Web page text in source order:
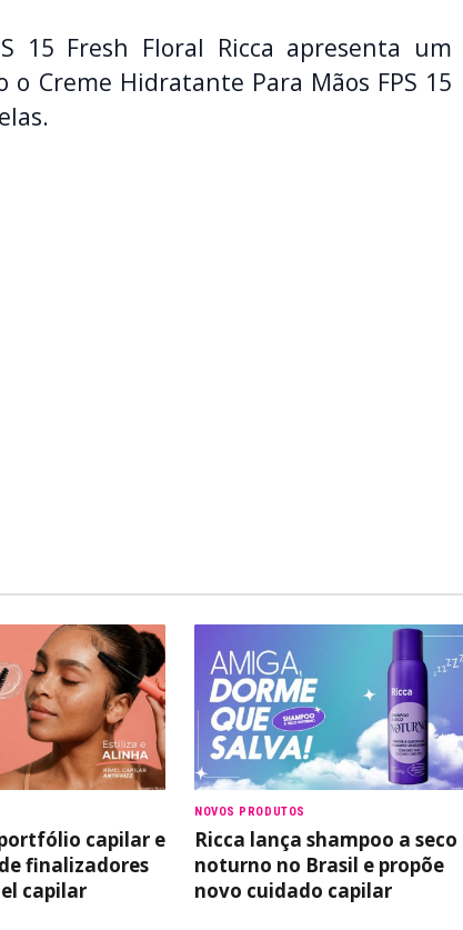
15 Fresh Floral Ricca apresenta um
Creme Hidratante Para Mãos FPS 15
capilar e
finalizadores
capilar
NOVOS PRODUTOS
Ricca lança shampoo a seco
noturno no Brasil e propõe
novo cuidado capilar